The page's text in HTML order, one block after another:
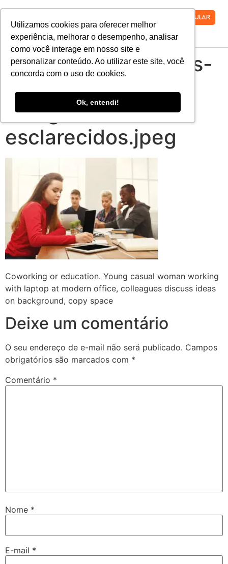
Utilizamos cookies para oferecer melhor
experiência, melhorar o desempenho, analisar
como você interage em nosso site e
personalizar conteúdo. Ao utilizar este site, você
concorda com o uso de cookies.
Ok, entendi!
VESTIBULAR
9-mitos-e-verdades-
sobre-a-vida-de-
estagiario-
esclarecidos.jpeg
Coworking or education. Young casual woman working
with laptop at modern office, colleagues discuss ideas
on background, copy space
Deixe um comentário
O seu endereço de e-mail não será publicado. Campos
obrigatórios são marcados com *
Comentário *
Nome *
E-mail *